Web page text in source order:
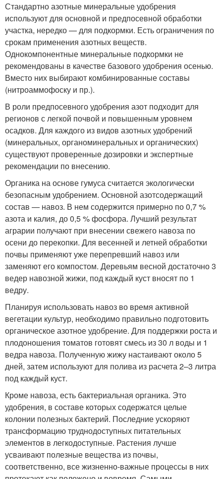
Стандартно азотные минеральные удобрения
используют для основной и предпосевной обработки
участка, нередко — для подкормки. Есть ограничения по
срокам применения азотных веществ.
Однокомпонентные минеральные подкормки не
рекомендованы в качестве базового удобрения осенью.
Вместо них выбирают комбинированные составы
(нитроаммофоску и пр.).
В роли предпосевного удобрения азот подходит для
регионов с легкой почвой и повышенным уровнем
осадков. Для каждого из видов азотных удобрений
(минеральных, органоминеральных и органических)
существуют проверенные дозировки и экспертные
рекомендации по внесению.
Органика на основе гумуса считается экологически
безопасным удобрением. Основной азотсодержащий
состав — навоз. В нем содержится примерно по 0,7 %
азота и калия, до 0,5 % фосфора. Лучший результат
аграрии получают при внесении свежего навоза по
осени до перекопки. Для весенней и летней обработки
почвы применяют уже перепревший навоз или
заменяют его компостом. Деревьям весной достаточно 3
ведер навозной жижи, под каждый куст вносят по 1
ведру.
Планируя использовать навоз во время активной
вегетации культур, необходимо правильно подготовить
органическое азотное удобрение. Для поддержки роста и
плодоношения томатов готовят смесь из 30 л воды и 1
ведра навоза. Полученную жижу настаивают около 5
дней, затем используют для полива из расчета 2–3 литра
под каждый куст.
Кроме навоза, есть бактериальная органика. Это
удобрения, в составе которых содержатся целые
колонии полезных бактерий. Последние ускоряют
трансформацию труднодоступных питательных
элементов в легкодоступные. Растения лучше
усваивают полезные вещества из почвы,
соответственно, все жизненно-важные процессы в них